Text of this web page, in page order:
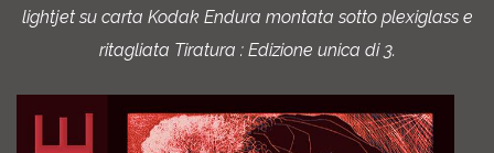
lightjet su carta Kodak Endura montata sotto plexiglass e
ritagliata Tiratura : Edizione unica di 3.